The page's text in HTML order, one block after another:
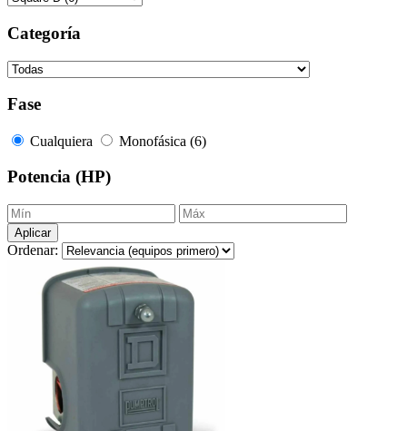
Categoría
Fase
Cualquiera Monofásica (6)
Potencia (HP)
Aplicar
Ordenar: